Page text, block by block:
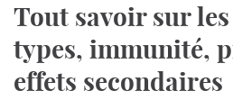
Tout savoir sur
types, immunité,
effets secondaires